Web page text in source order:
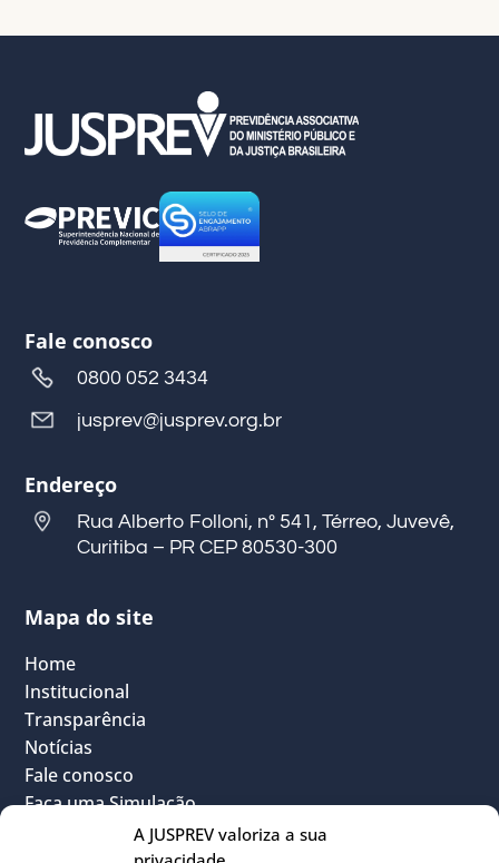
A JUSPREV valoriza a sua
Fale conosco
0800 052 3434
jusprev@jusprev.org.br
Endereço
Rua Alberto Folloni, nº 541, Térreo, Juvevê,
Curitiba – PR CEP 80530-300
Mapa do site
Home
Institucional
Transparência
Notícias
Fale conosco
Faça uma Simulação